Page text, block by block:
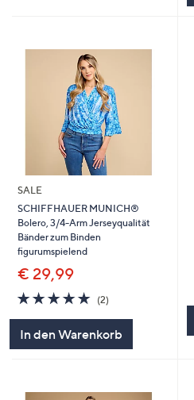
SALE
SCHIFFHAUER MUNICH®
Bolero, 3/4-Arm Jerseyqualität
Bänder zum Binden
figurumspielend
€ 29,99
5.0
von
(2)2
In den Warenkorb